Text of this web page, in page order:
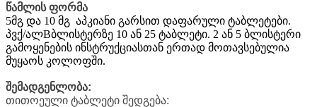
წამლის ფორმა
5მგ და 10 მგ აპკიანი გარსით დაფარული ტაბლეტები.
პვქ/ალBბლისტერზე 10 ან 25 ტაბლეტი. 2 ან 5 ბლისტერი
გამოყენების ინსტრუქციასთან ერთად მოთავსებულია
მუყაოს კოლოფში.
შემადგენლობა:
თითოეული ტაბლეტი შედგება: